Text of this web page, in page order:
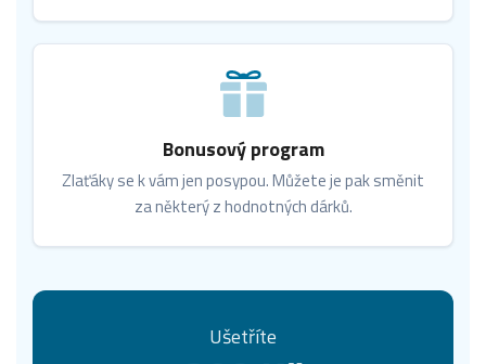
Bonusový program
Zlaťáky se k vám jen posypou. Můžete je pak směnit
za některý z hodnotných dárků.
Ušetříte